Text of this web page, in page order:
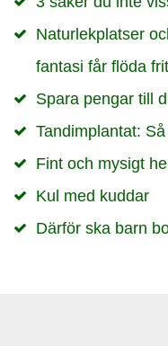
Naturlekplatser
fantasi får flöda
Spara pengar till
Tandimplantat:
Fint och mysigt
Kul med kuddar
Därför ska barn